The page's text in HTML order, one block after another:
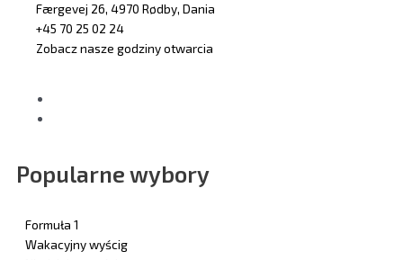
Færgevej 26, 4970 Rødby, Dania
+45 70 25 02 24
Zobacz nasze godziny otwarcia
Popularne wybory
Formuła 1
Wakacyjny wyścig